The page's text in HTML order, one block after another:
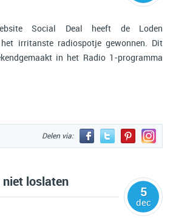
Social Deal heeft de Loden
irritanste radiospotje gewonnen. Dit
in het Radio 1-programma
Delen via:
niet loslaten
5
dec